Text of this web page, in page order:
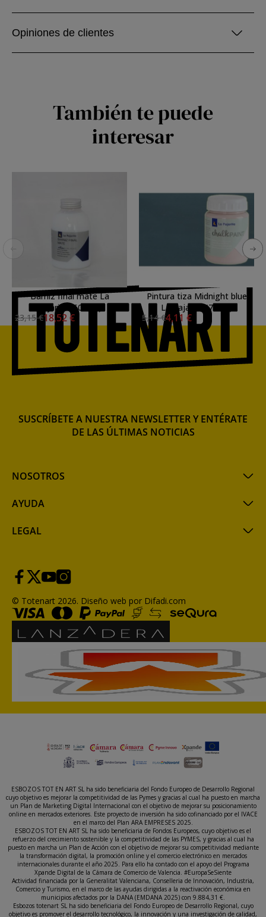
Opiniones de clientes
También te puede
interesar
Barniz final mate La
Pajarita (500ml.)
23,15 €18,52 €
Pintura tiza Midnight blue
La Pajarita (75ml.)
5,14 €4,11 €
NOSOTROS
AYUDA
LEGAL
SUSCRÍBETE A NUESTRA NEWSLETTER Y ENTÉRATE
DE LAS ÚLTIMAS NOTICIAS
© Totenart 2026. Diseño web por Difadi.com
ESBOZOS TOT EN ART SL ha sido beneficiaria del Fondo Europeo de Desarrollo Regional
cuyo objetivo es mejorar la competitividad de las Pymes y gracias al cual ha puesto en marcha
un Plan de Marketing Digital Internacional con el objetivo de mejorar su posicionamiento
online en mercados exteriores. Este proyecto de inversión ha sido cofinanciado por el IVACE
en el marco del Plan ARA EMPRESES 2025.
ESBOZOS TOT EN ART SL ha sido beneficiaria de Fondos Europeos, cuyo objetivo es el
refuerzo del crecimiento sostenible y la competitividad de las PYMES, y gracias al cual ha
puesto en marcha un Plan de Acción con el objetivo de mejorar su competitividad mediante
la transformación digital, la promoción online y el comercio electrónico en mercados
internacionales durante el año 2025. Para ello ha contado con el apoyo del Programa
Xpande Digital de la Cámara de Comercio de Valencia. #EuropaSeSiente
Actividad financiada por la Generalitat Valenciana, Conselleria de Innovación, Industria,
Comercio y Turismo, en el marco de las ayudas dirigidas a la reactivación económica en
municipios afectados por la DANA (EMDANA 2025) con 9.884,31 €.
Esbozos totenart SL ha sido beneficiaria del Fondo Europeo de Desarrollo Regional, cuyo
objetivo es promover el desarrollo tecnológico, la innovación y una investigación de calidad,